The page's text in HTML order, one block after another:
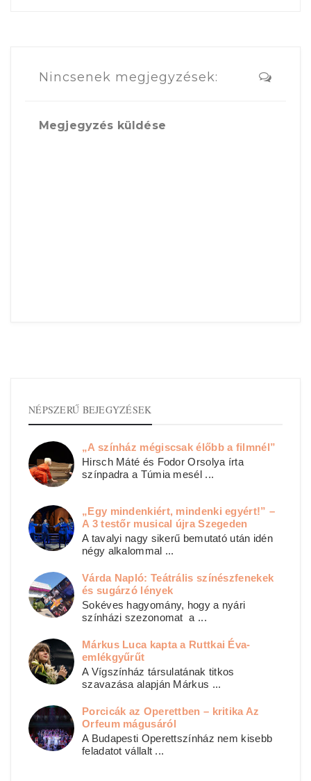
Nincsenek megjegyzések:
Megjegyzés küldése
NÉPSZERŰ BEJEGYZÉSEK
„A színház mégiscsak élőbb a filmnél”
Hirsch Máté és Fodor Orsolya írta
színpadra a Túmia mesél ...
„Egy mindenkiért, mindenki egyért!” –
A 3 testőr musical újra Szegeden
A tavalyi nagy sikerű bemutató után idén
négy alkalommal ...
Várda Napló: Teátrális színészfenekek
és sugárzó lények
Sokéves hagyomány, hogy a nyári
színházi szezonomat a ...
Márkus Luca kapta a Ruttkai Éva-
emlékgyűrűt
A Vígszínház társulatának titkos
szavazása alapján Márkus ...
Porcicák az Operettben – kritika Az
Orfeum mágusáról
A Budapesti Operettszínház nem kisebb
feladatot vállalt ...